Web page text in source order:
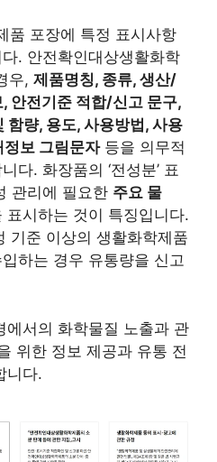
품 포장에 특정 표시사항
. 안전확인대상생활화학
우, 제품명칭, 종류, 생산/
안전기준 적합/신고 문구,
함량, 용도, 사용방법, 사용
보 그림문자등을 의무적
다. 화장품의 ‘전성분’ 표
관리에 필요한 주요 물
표시하는 것이 특징입니다.
기준 이상의 생활화학제품
하는 경우 유통량을 신고
에서의 화학물질 노출과 관
위한 정보 제공과 유통 전
니다.